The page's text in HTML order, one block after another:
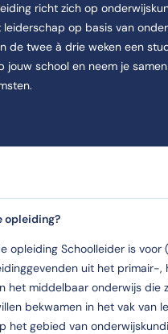
€ 399,- (inc btw) Aanschaf
richt zich op
op basis van
de twee à drie weken een
jouw school en neem je
opleiding?
opleiding Schoolleider is voor
uit het primair-,
het middelbaar onderwijs die
bekwamen in het vak van
het gebied van